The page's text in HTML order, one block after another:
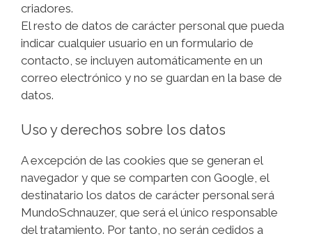
criadores.
El resto de datos de carácter personal que pueda
indicar cualquier usuario en un formulario de
contacto, se incluyen automáticamente en un
correo electrónico y no se guardan en la base de
datos.
Uso y derechos sobre los datos
A excepción de las cookies que se generan el
navegador y que se comparten con Google, el
destinatario los datos de carácter personal será
MundoSchnauzer, que será el único responsable
del tratamiento. Por tanto, no serán cedidos a